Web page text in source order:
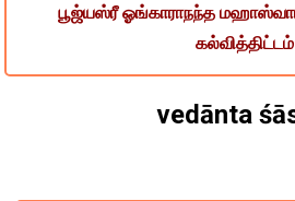
பூஜ்யஸ்ரீ ஓங்காராநந்த
கல்வித்திட்டம்
vedānta